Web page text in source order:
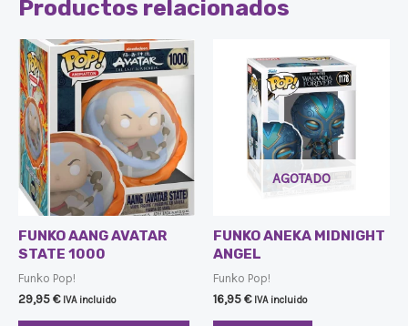
Productos relacionados
FUNKO AANG AVATAR
STATE 1000
Funko Pop!
29,95€ IVA incluido
AGOTADO
FUNKO ANEKA MIDNIGHT
ANGEL
Funko Pop!
16,95€ IVA incluido